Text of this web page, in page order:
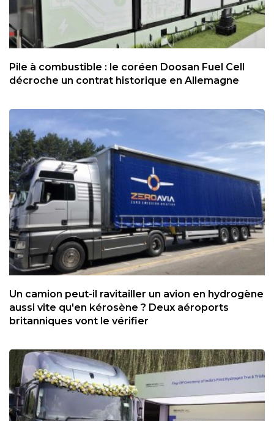
Pile à combustible : le coréen Doosan Fuel Cell
décroche un contrat historique en Allemagne
Un camion peut-il ravitailler un avion en hydrogène
aussi vite qu'en kérosène ? Deux aéroports
britanniques vont le vérifier